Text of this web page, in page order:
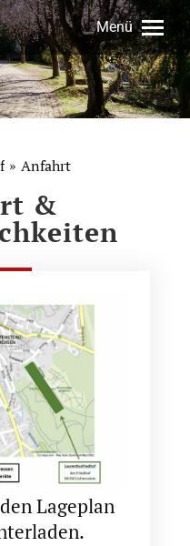
Menü
Anfahrt
&
Lageplan